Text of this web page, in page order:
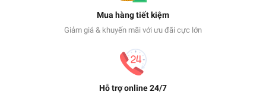
Mua hàng tiết kiệm
Giảm giá & khuyến mãi với ưu đãi cực lớn
Hỗ trợ online 24/7